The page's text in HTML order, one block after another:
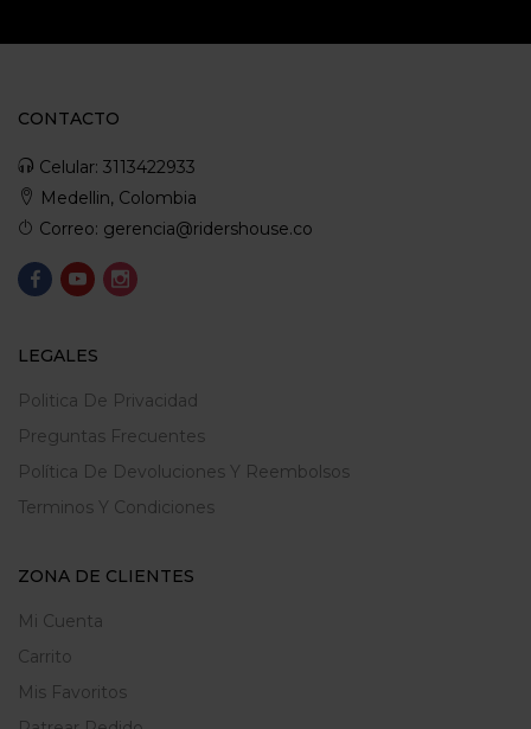
CONTACTO
Celular: 3113422933
Medellin, Colombia
Correo: gerencia@ridershouse.co
LEGALES
Politica De Privacidad
Preguntas Frecuentes
Política De Devoluciones Y Reembolsos
Terminos Y Condiciones
ZONA DE CLIENTES
Mi Cuenta
Carrito
Mis Favoritos